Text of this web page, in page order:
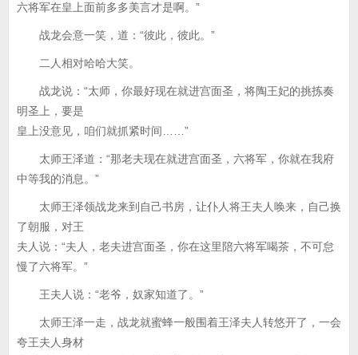
六将军在皇上面前多多美言才是啊。”
战龙会意一笑，道：“彼此，彼此。”
二人相对哈哈大笑。
战龙说：“太师，你最好现在就进宫面圣，将陶王妃的挑拣奏
明圣上，要是
皇上没意见，咱们就抓紧时间……”
太师王泽道：“那老夫现在就进宫面圣，六将军，你就在我府
中等我的消息。”
太师王泽领战龙来到自己书房，让仆人将王夫人唤来，自己换
了朝服，对王
夫人说：“夫人，老夫进宫面圣，你在这里陪六将军喝茶，不可怠
慢了六将军。”
王夫人说：“老爷，奴家知道了。”
太师王泽一走，战龙就蜜蜂一般围着王泽夫人转悠开了，一会
夸王夫人身材